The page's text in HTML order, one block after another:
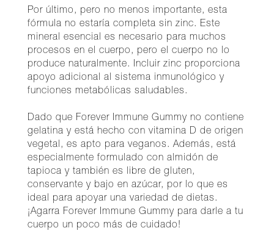
Por último, pero no menos importante, esta
fórmula no estaría completa sin zinc. Este
mineral esencial es necesario para muchos
procesos en el cuerpo, pero el cuerpo no lo
produce naturalmente. Incluir zinc proporciona
apoyo adicional al sistema inmunológico y
funciones metabólicas saludables.
Dado que Forever Immune Gummy no contiene
gelatina y está hecho con vitamina D de origen
vegetal, es apto para veganos. Además, está
especialmente formulado con almidón de
tapioca y también es libre de gluten,
conservante y bajo en azúcar, por lo que es
ideal para apoyar una variedad de dietas.
¡Agarra Forever Immune Gummy para darle a tu
cuerpo un poco más de cuidado!